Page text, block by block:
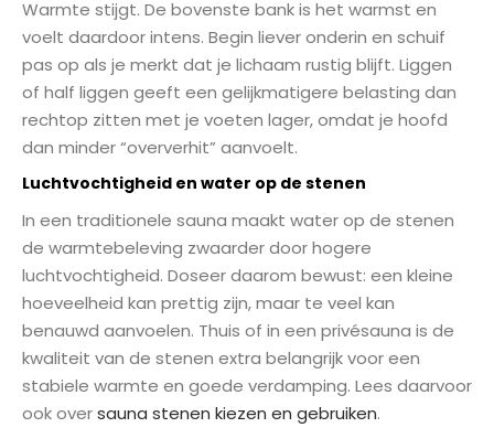
Warmte stijgt. De bovenste bank is het warmst en
voelt daardoor intens. Begin liever onderin en schuif
pas op als je merkt dat je lichaam rustig blijft. Liggen
of half liggen geeft een gelijkmatigere belasting dan
rechtop zitten met je voeten lager, omdat je hoofd
dan minder “oververhit” aanvoelt.
Luchtvochtigheid en water op de stenen
In een traditionele sauna maakt water op de stenen
de warmtebeleving zwaarder door hogere
luchtvochtigheid. Doseer daarom bewust: een kleine
hoeveelheid kan prettig zijn, maar te veel kan
benauwd aanvoelen. Thuis of in een privésauna is de
kwaliteit van de stenen extra belangrijk voor een
stabiele warmte en goede verdamping. Lees daarvoor
ook oversauna stenen kiezen en gebruiken.